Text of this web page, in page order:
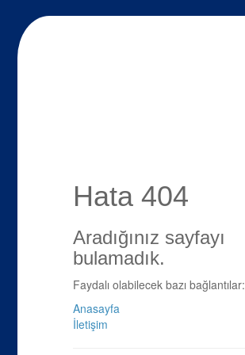
Hata 404
Aradığınız sayfayı
bulamadık.
Faydalı olabilecek bazı bağlantılar:
Anasayfa
İletişim